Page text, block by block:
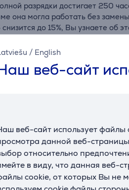
/ English
веб-сайт
веб-сайт использует
данной веб-
относительно
в виду, что данная веб-
cookie, от которых Вы не
разрядки достигает 250
она могла работать без
до 15%, Вы узнаете об
G305 (левая и правая
и две боковые кнопки,
Gaming Software (LGS).
от пользователя, свойств